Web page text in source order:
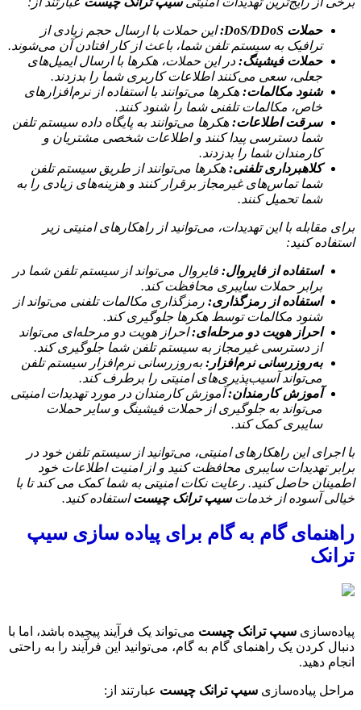
حملات DoS/DDoS:
این حملات با ارسال حجم زیادی از
ترافیک به سیستم تلفن شما، باعث از کار افتادن آن می‌شوند.
حملات فیشینگ: در این حملات، هکرها با ارسال ایمیل‌های
جعلی، سعی می‌کنند اطلاعات کاربری شما را بدزدند.
شنود مکالمات: هکرها می‌توانند با استفاده از نرم‌افزارهای
خاص، مکالمات تلفنی شما را شنود کنند.
سرقت اطلاعات: هکرها می‌توانند به پایگاه داده سیستم تلفن
شما دسترسی پیدا کنند و اطلاعات شخصی مشتریان و
کارمندان شما را بدزدند.
کلاهبرداری تلفنی: هکرها می‌توانند از طریق سیستم تلفن
شما تماس‌های غیرمجاز برقرار کنند و هزینه‌های زیادی را به
شما تحمیل کنند.
برای مقابله با این تهدیدات، می‌توانید از راهکارهای امنیتی زیر
استفاده کنید:
استفاده از فایروال: فایروال می‌تواند از سیستم تلفن شما در
برابر حملات سایبری محافظت کند.
استفاده از رمزگذاری: رمزگذاری مکالمات تلفنی می‌تواند از
شنود مکالمات توسط هکرها جلوگیری کند.
احراز هویت دو مرحله‌ای:احراز هویت دو مرحله‌ای می‌تواند
از دسترسی غیرمجاز به سیستم تلفن شما جلوگیری کند.
به‌روزرسانی نرم‌افزار:به‌روزرسانی نرم‌افزار سیستم تلفن
می‌تواند آسیب‌پذیری‌های امنیتی را برطرف کند.
آموزش کارمندان:آموزش کارمندان در مورد تهدیدات امنیتی
می‌تواند به جلوگیری از حملات فیشینگ و سایر حملات
سایبری کمک کند.
با اجرای این راهکارهای امنیتی، می‌توانید از سیستم تلفن خود در
برابر تهدیدات سایبری محافظت کنید و از امنیت اطلاعات خود
اطمینان حاصل کنید. رعایت نکات امنیتی به شما کمک می کند تا با
خیالی آسوده از خدماتسیپ ترانک چیستاستفاده کنید.
راهنمای گام به گام برای پیاده سازی سیپ
ترانک
پیاده‌سازی سیپ ترانک چیست می‌تواند یک فرآیند پیچیده باشد، اما با
دنبال کردن یک راهنمای گام به گام، می‌توانید این فرآیند را به راحتی
انجام دهید.
مراحل پیاده‌سازی سیپ ترانک چیست عبارتند از: